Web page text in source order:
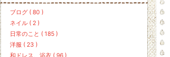
ブログ ( 80 )
ネイル ( 2 )
日常のこと ( 185 )
洋服 ( 23 )
和ドレス、浴衣 ( 96 )